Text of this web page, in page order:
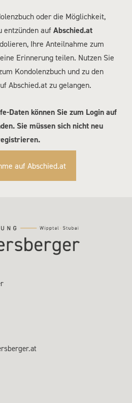
oder die Möglichkeit,
entzünden aufAbschied.at
Ihre Anteilnahme zum
Erinnerung teilen. Nutzen Sie
Kondolenzbuch und zu den
Abschied.at zu gelangen.
Daten können Sie zum Login auf
Sie müssen sich nicht neu
auf Abschied.at